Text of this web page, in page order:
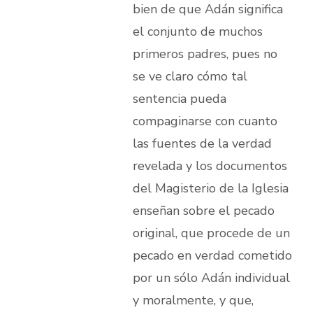
bien de que Adán significa
el conjunto de muchos
primeros padres, pues no
se ve claro cómo tal
sentencia pueda
compaginarse con cuanto
las fuentes de la verdad
revelada y los documentos
del Magisterio de la Iglesia
enseñan sobre el pecado
original, que procede de un
pecado en verdad cometido
por un sólo Adán individual
y moralmente, y que,